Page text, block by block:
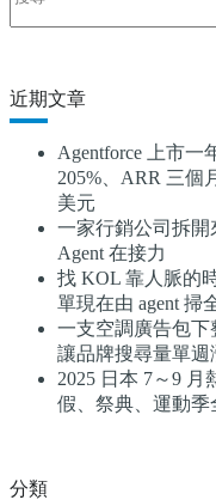
到
條
件
近期文章
Agentforce 上市一
205%、ARR 三個
美元
一家行銷公司拆開
Agent 在接力
找 KOL 靠人脈的
單現在由 agent 掃
一支空調廣告包下
讓品牌搜尋量單週
2025 日本 7～9
假、祭典、運動季
分類